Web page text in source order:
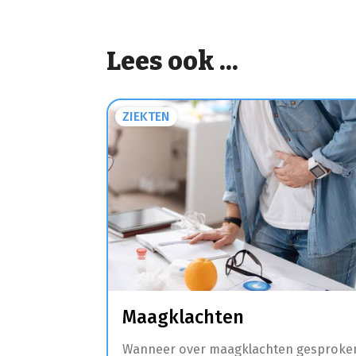
Lees ook ...
ZIEKTEN
Maagklachten
Wanneer over maagklachten